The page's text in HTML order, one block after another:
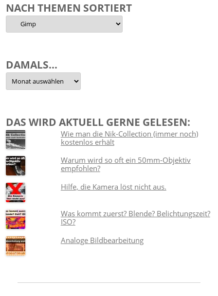
NACH THEMEN SORTIERT
Nach
Themen
sortiert
DAMALS…
Damals…
DAS WIRD AKTUELL GERNE GELESEN:
Wie man die Nik-Collection (immer noch)
kostenlos erhält
Warum wird so oft ein 50mm-Objektiv
empfohlen?
Hilfe, die Kamera löst nicht aus.
Was kommt zuerst? Blende? Belichtungszeit?
ISO?
Analoge Bildbearbeitung